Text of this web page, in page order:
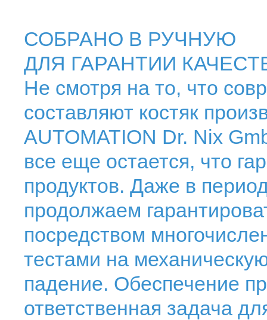
СОБРАНО В РУЧНУЮ
ДЛЯ ГАРАНТИИ
Не смотря на то, что
составляют костяк
AUTOMATION Dr. Nix
все еще остается, что
продуктов. Даже в
продолжаем
посредством
тестами на
падение. Обеспечение
ответственная задача